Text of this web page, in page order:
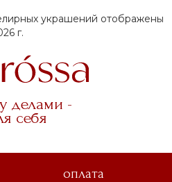
украшений отображены
г.
делами -
себя
оплата